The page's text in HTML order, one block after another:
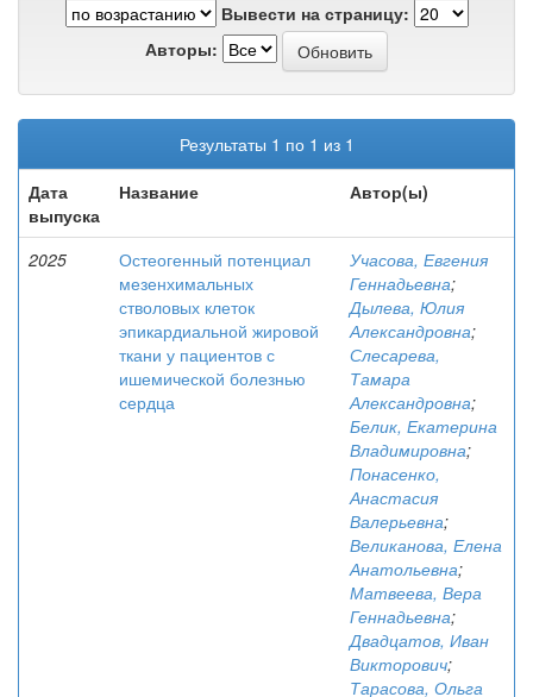
Вывести на страницу:
Авторы:
Результаты 1 по 1 из 1
Дата
выпуска
Название Автор(ы)
2025
Остеогенный потенциал
мезенхимальных
стволовых клеток
эпикардиальной жировой
ткани у пациентов с
ишемической болезнью
сердца
Учасова, Евгения
Геннадьевна;
Дылева, Юлия
Александровна;
Слесарева,
Тамара
Александровна;
Белик, Екатерина
Владимировна;
Понасенко,
Анастасия
Валерьевна;
Великанова, Елена
Анатольевна;
Матвеева, Вера
Геннадьевна;
Двадцатов, Иван
Викторович;
Тарасова, Ольга